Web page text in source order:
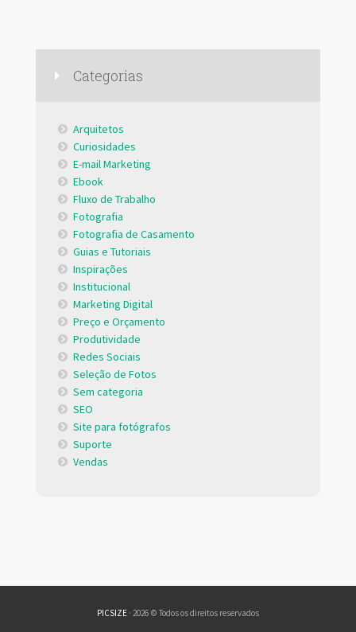
Categorias
Arquitetos
Curiosidades
E-mail Marketing
Ebook
Fluxo de Trabalho
Fotografia
Fotografia de Casamento
Guias e Tutoriais
Inspirações
Institucional
Marketing Digital
Preço e Orçamento
Produtividade
Redes Sociais
Seleção de Fotos
Sem categoria
SEO
Site para fotógrafos
Suporte
Vendas
PICSIZE · 2026 © Todos os direitos reservados